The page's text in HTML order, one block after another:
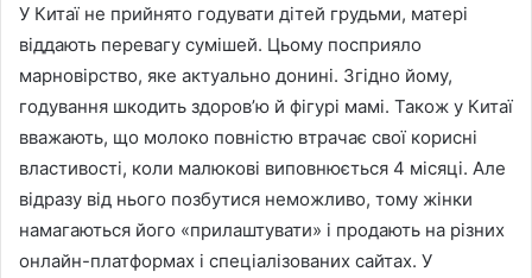
У Китаї не прийнято годувати дітей грудьми, матері
віддають перевагу сумішей. Цьому посприяло
марновірство, яке актуально донині. Згідно йому,
годування шкодить здоров’ю й фігурі мамі. Також у Китаї
вважають, що молоко повністю втрачає свої корисні
властивості, коли малюкові виповнюється 4 місяці. Але
відразу від нього позбутися неможливо, тому жінки
намагаються його «прилаштувати» і продають на різних
онлайн-платформах і спеціалізованих сайтах. У